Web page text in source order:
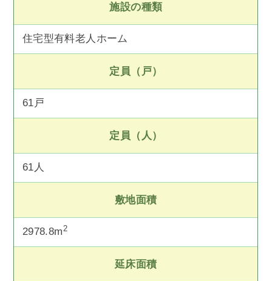
施設の種類
住宅型有料老人ホーム
定員（戸）
61戸
定員（人）
61人
敷地面積
2978.8m2
延床面積